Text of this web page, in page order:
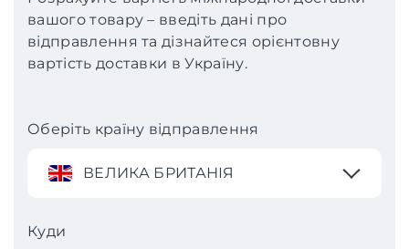
вашого товару – введіть дані про
відправлення та дізнайтеся орієнтовну
вартість доставки в Україну.
Оберіть країну відправлення
ВЕЛИКА БРИТАНІЯ
Куди